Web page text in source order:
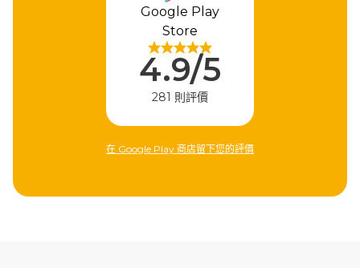
Apple Store
4.9/5
在 Apple Store 留下您的評價